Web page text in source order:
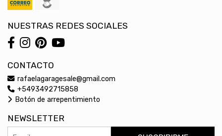
NUESTRAS REDES SOCIALES
CONTACTO
rafaelagaragesale@gmail.com
+5493492715858
Botón de arrepentimiento
NEWSLETTER